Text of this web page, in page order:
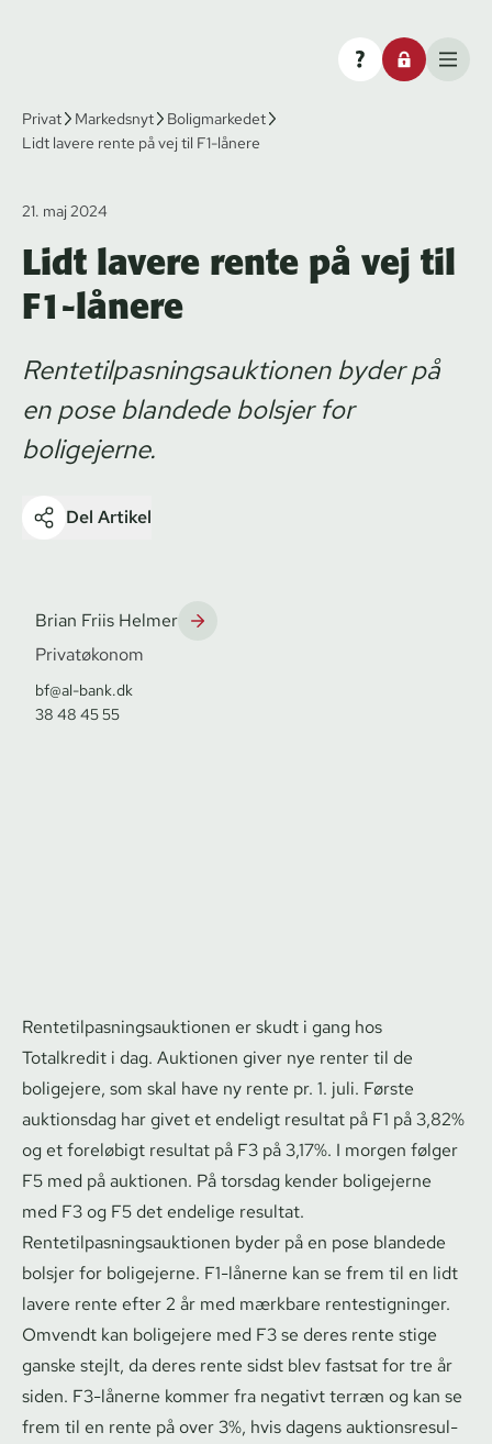
Privat Markedsnyt
Boligmarkedet
Lidt lavere rente på vej til F1-lånere
21. maj 2024
Lidt lavere rente på vej til
F1-lånere
Rentetilpasningsauktionen byder på
en pose blandede bolsjer for
boligejerne.
Del Artikel
Brian Friis Helmer
Privatøkonom
bf@al-bank.dk
38 48 45 55
Ren­te­til­pas­nings­auk­tio­nen er skudt i gang hos
Totalkredit i dag. Auktionen giver nye renter til de
boligejere, som skal have ny rente pr. 1. juli. Første
auktionsdag har givet et endeligt resultat på F1 på 3,82%
og et foreløbigt resultat på F3 på 3,17%. I morgen følger
F5 med på auktionen. På torsdag kender boligejerne
med F3 og F5 det endelige resultat.
Ren­te­til­pas­nings­auk­tio­nen byder på en pose blandede
bolsjer for boligejerne. F1-lånerne kan se frem til en lidt
lavere rente efter 2 år med mærkbare ren­testig­nin­ger.
Omvendt kan boligejere med F3 se deres rente stige
ganske stejlt, da deres rente sidst blev fastsat for tre år
siden. F3-lånerne kommer fra negativt terræn og kan se
frem til en rente på over 3%, hvis dagens auk­tions­re­sul­